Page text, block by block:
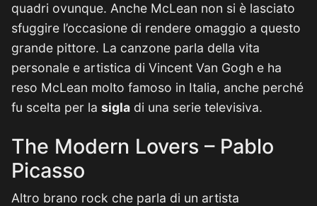
quadri ovunque. Anche McLean non si è lasciato
sfuggire l’occasione di rendere omaggio a questo
grande pittore. La canzone parla della vita
personale e artistica di Vincent Van Gogh e ha
reso McLean molto famoso in Italia, anche perché
fu scelta per la sigla di una serie televisiva.
The Modern Lovers – Pablo
Picasso
Altro brano rock che parla di un artista